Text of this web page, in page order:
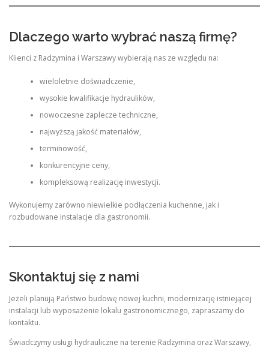
Dlaczego warto wybrać naszą firmę?
Klienci z Radzymina i Warszawy wybierają nas ze względu na:
wieloletnie doświadczenie,
wysokie kwalifikacje hydraulików,
nowoczesne zaplecze techniczne,
najwyższą jakość materiałów,
terminowość,
konkurencyjne ceny,
kompleksową realizację inwestycji.
Wykonujemy zarówno niewielkie podłączenia kuchenne, jak i
rozbudowane instalacje dla gastronomii.
Skontaktuj się z nami
Jeżeli planują Państwo budowę nowej kuchni, modernizację istniejącej
instalacji lub wyposażenie lokalu gastronomicznego, zapraszamy do
kontaktu.
Świadczymy usługi hydrauliczne na terenie Radzymina oraz Warszawy,